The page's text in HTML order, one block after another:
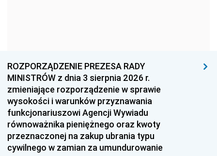
1957 1956
1954 1953
1951 1950
1948 1947
1945 1944 1939
1938 1937 1936
ROZPORZĄDZENIE PREZESA RADY
MINISTRÓW z dnia 3 sierpnia 2026 r.
zmieniające rozporządzenie w sprawie
wysokości i warunków przyznawania
funkcjonariuszowi Agencji Wywiadu
równoważnika pieniężnego oraz kwoty
przeznaczonej na zakup ubrania typu
cywilnego w zamian za umundurowanie